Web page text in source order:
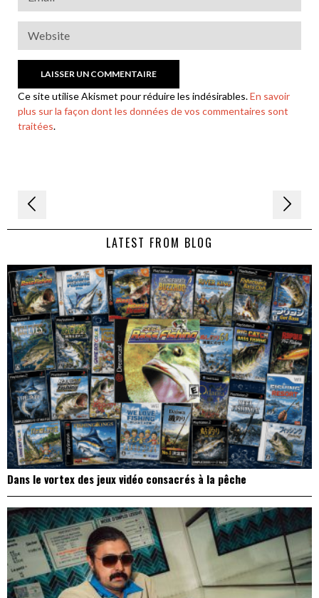
Ce site utilise Akismet pour réduire les indésirables.En savoir
plus sur la façon dont les données de vos commentaires sont
traitées.
Navigation
de LATEST FROM BLOG
Dans le vortex des jeux vidéo consacrés à la pêche